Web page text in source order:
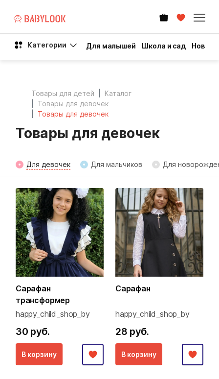
Категории Для малышей Школа и сад Новый
Товары для детей
Каталог
Товары для девочек
Товары для девочек
Товары для девочек
Для девочек Для мальчиков Для
Сарафан
трансформер
happy_child_shop_by
30 руб.
В корзину
Сарафан
happy_child_shop_by
28 руб.
В корзину